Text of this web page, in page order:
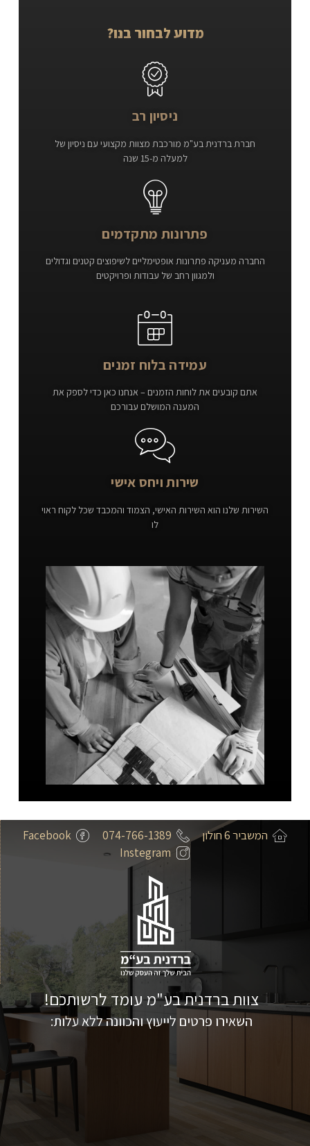
מדוע לבחור בנו?
ניסיון רב
חברת ברדנית בע"מ מורכבת מצוות מקצועי עם ניסיון של
למעלה מ-15 שנה
פתרונות מתקדמים
החברה מעניקה פתרונות אופטימליים לשיפוצים קטנים וגדולים
ולמגוון רחב של עבודות ופרויקטים
עמידה בלוח זמנים
אתם קובעים את לוחות הזמנים – אנחנו כאן כדי לספק את
המענה המושלם עבורכם
שירות ויחס אישי
השירות שלנו הוא השירות האישי, הצמוד והמכבד שכל לקוח ראוי
לו
המשביר 6 חולון 074-766-1389
Facebook
Instegram
צוות ברדנית בע"מ עומד לרשותכם!
השאירו פרטים לייעוץ והכוונה ללא עלות: